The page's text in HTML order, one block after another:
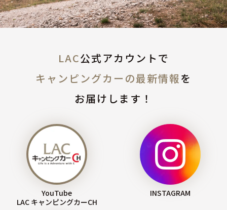
LAC公式アカウントで
キャンピングカーの最新情報を
お届けします！
YouTube
LAC キャンピングカーCH
INSTAGRAM